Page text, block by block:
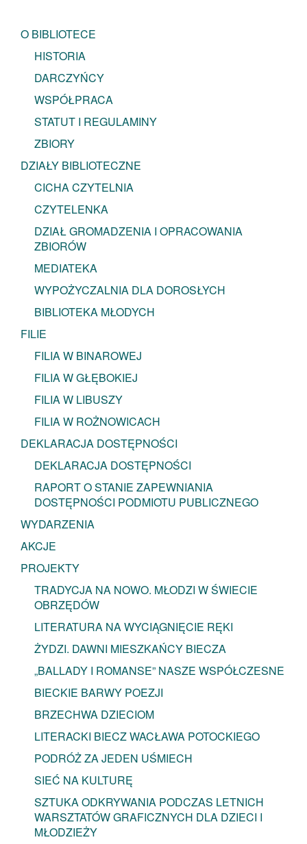
O BIBLIOTECE
HISTORIA
DARCZYŃCY
WSPÓŁPRACA
STATUT I REGULAMINY
ZBIORY
DZIAŁY BIBLIOTECZNE
CICHA CZYTELNIA
CZYTELENKA
DZIAŁ GROMADZENIA I OPRACOWANIA
ZBIORÓW
MEDIATEKA
WYPOŻYCZALNIA DLA DOROSŁYCH
BIBLIOTEKA MŁODYCH
FILIE
FILIA W BINAROWEJ
FILIA W GŁĘBOKIEJ
FILIA W LIBUSZY
FILIA W ROŻNOWICACH
DEKLARACJA DOSTĘPNOŚCI
DEKLARACJA DOSTĘPNOŚCI
RAPORT O STANIE ZAPEWNIANIA
DOSTĘPNOŚCI PODMIOTU PUBLICZNEGO
WYDARZENIA
AKCJE
PROJEKTY
TRADYCJA NA NOWO. MŁODZI W ŚWIECIE
OBRZĘDÓW
LITERATURA NA WYCIĄGNIĘCIE RĘKI
ŻYDZI. DAWNI MIESZKAŃCY BIECZA
„BALLADY I ROMANSE” NASZE WSPÓŁCZESNE
BIECKIE BARWY POEZJI
BRZECHWA DZIECIOM
LITERACKI BIECZ WACŁAWA POTOCKIEGO
PODRÓŻ ZA JEDEN UŚMIECH
SIEĆ NA KULTURĘ
SZTUKA ODKRYWANIA PODCZAS LETNICH
WARSZTATÓW GRAFICZNYCH DLA DZIECI I
MŁODZIEŻY